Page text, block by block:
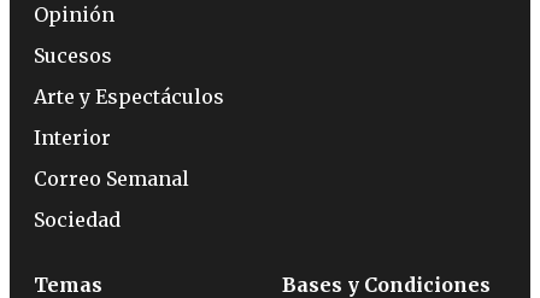
Opinión
Sucesos
Arte y Espectáculos
Interior
Correo Semanal
Sociedad
Temas
Bases y Condiciones